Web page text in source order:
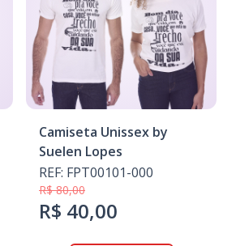
Camiseta Unissex by
Suelen Lopes
REF: FPT00101-000
R$ 80,00
R$ 40,00